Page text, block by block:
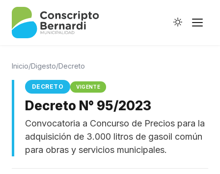
Historia
Galería de Ptes.
Horario de Colectivos
Inicio/Digesto/Decreto
DECRETO VIGENTE
Decreto N° 95/2023
Convocatoria a Concurso de Precios para la
adquisición de 3.000 litros de gasoil común
para obras y servicios municipales.